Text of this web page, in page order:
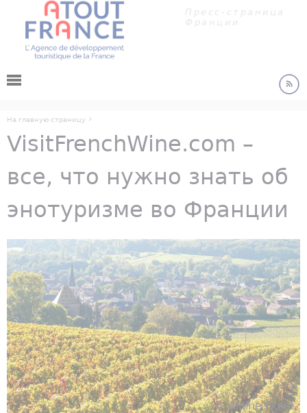
Jump to navigationПресс-страница
Франции
You are here
На главную страницу ›
VisitFrenchWine.com –
все, что нужно знать об
энотуризме во Франции
© Alaine Doire
Панель управления cookies